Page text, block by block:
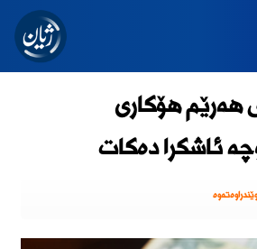
هەرێم هۆکاری
ئاشکرا دەکات